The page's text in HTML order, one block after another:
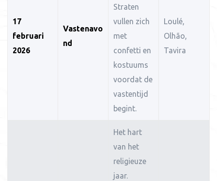
17
februari
2026
Vastenavo
nd
Straten
vullen zich
met
confetti en
kostuums
voordat de
vastentijd
begint.
Loulé,
Olhão,
Tavira
Het hart
van het
religieuze
jaar.